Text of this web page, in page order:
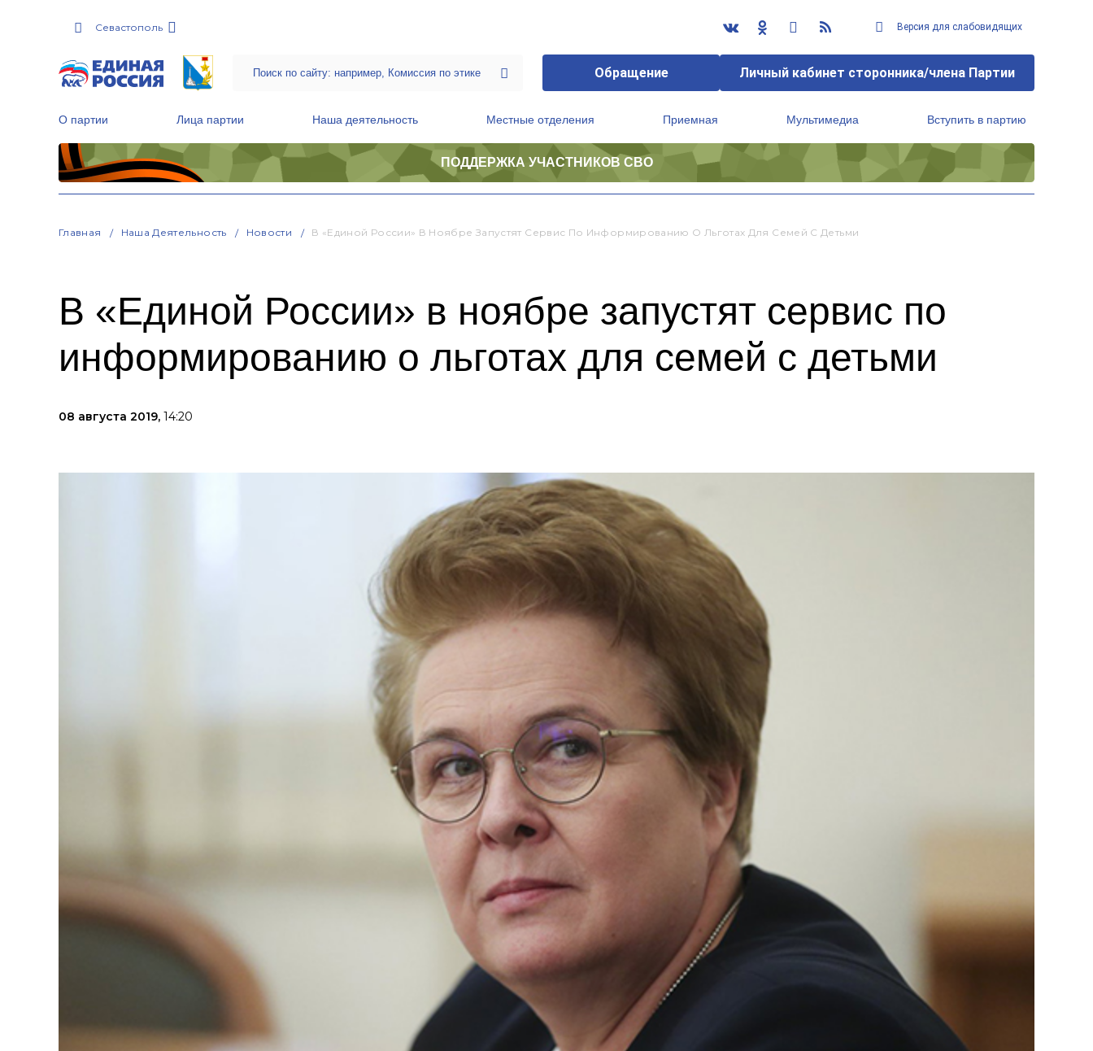
Севастополь Версия для слабовидящих
Обращение Личный кабинет сторонника/члена Партии
О партии Лица партии Наша деятельность Местные отделения Приемная Мультимедиа Вступить в партию
ПОДДЕРЖКА УЧАСТНИКОВ СВО
Главная Наша Деятельность Новости В «Единой России» В Ноябре Запустят Сервис По Информированию О Льготах Для Семей С Детьми
В «Единой России» в ноябре запустят сервис по
информированию о льготах для семей с детьми
08 августа 2019, 14:20